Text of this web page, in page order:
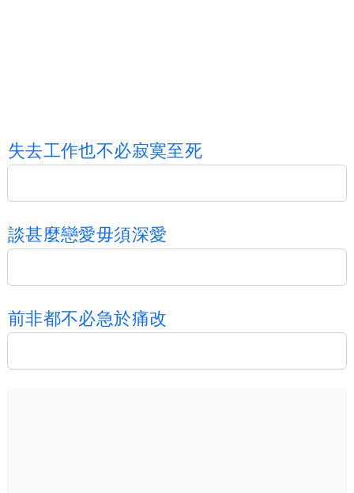
失去工作也不必寂寞至死
談甚麼戀愛毋須深愛
前非都不必急於痛改